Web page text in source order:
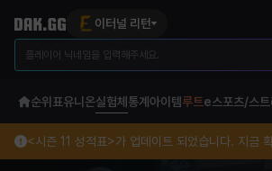
이터널 리턴
순위표유니온실험체 통계 아이템루트e스포츠/스트
<시즌 11 성적표>가 업데이트 되었습니다. 지금